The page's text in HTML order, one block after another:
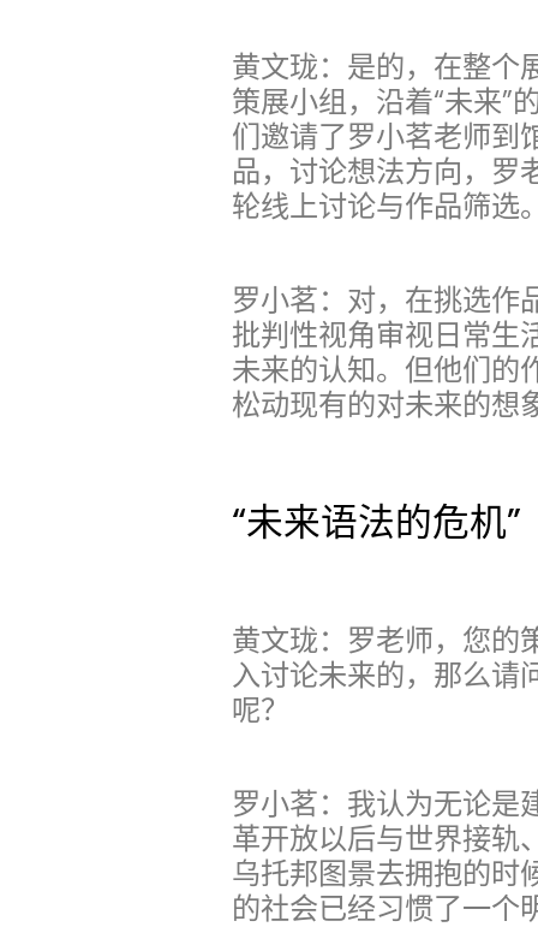
黄文珑：是的，在整个
策展小组，沿着“未来”
们邀请了罗小茗老师到
品，讨论想法方向，罗
轮线上讨论与作品筛选
罗小茗：对，在挑选作
批判性视角审视日常生
未来的认知。但他们的
松动现有的对未来的想
“未来语法的危机”
黄文珑：罗老师，您的
入讨论未来的，那么请
呢？
罗小茗：我认为无论是
革开放以后与世界接轨
乌托邦图景去拥抱的时
的社会已经习惯了一